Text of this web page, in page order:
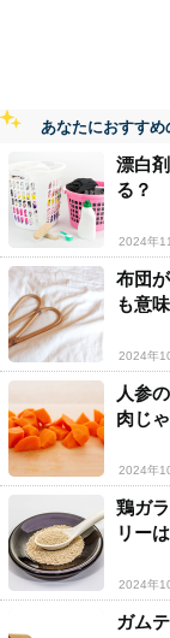
あなたにおすすめ
漂白
る？
2024年
布団
も意
2024年
人参
肉じ
2024年
鶏ガ
リー
2024年
ガム